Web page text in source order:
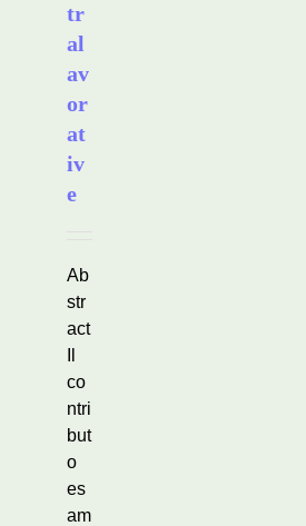
tr
al
av
or
at
iv
e
Ab
str
act
co
ntri
but
o
es
am